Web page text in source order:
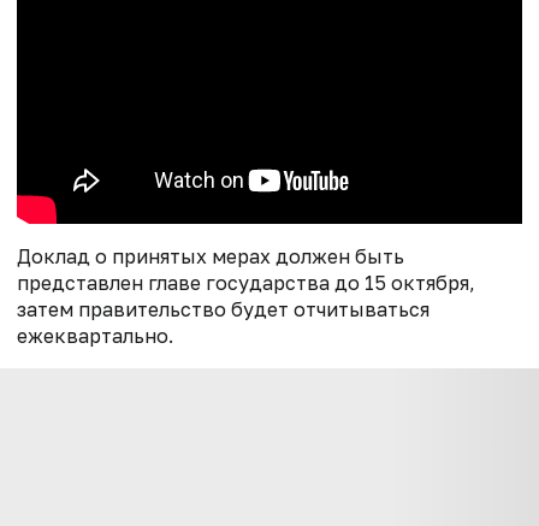
Доклад о принятых мерах должен быть
представлен главе государства до 15 октября,
затем правительство будет отчитываться
ежеквартально.